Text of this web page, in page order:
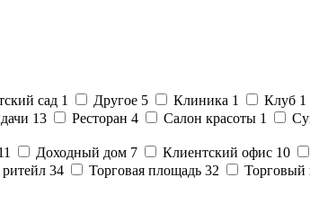
сад 1 Другое 5 Клиника 1 Клуб 1
13 Ресторан 4 Салон красоты 1
Доходный дом 7 Клиентский офис 10
34 Торговая площадь 32 Торговый